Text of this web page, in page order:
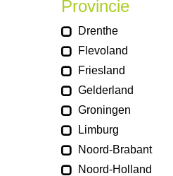
Provincie
Drenthe
Flevoland
Friesland
Gelderland
Groningen
Limburg
Noord-Brabant
Noord-Holland